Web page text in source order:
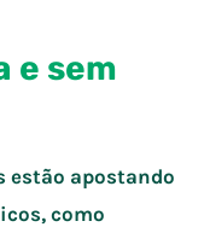
e sem
estão apostando
como